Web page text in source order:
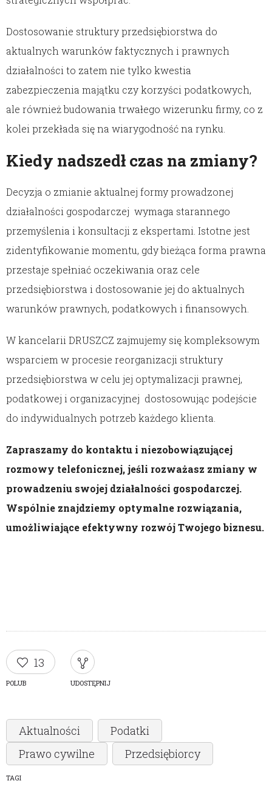
Dostosowanie struktury przedsiębiorstwa do
aktualnych warunków faktycznych i prawnych
działalności to zatem nie tylko kwestia
zabezpieczenia majątku czy korzyści podatkowych,
ale również budowania trwałego wizerunku firmy, co z
kolei przekłada się na wiarygodność na rynku.
Kiedy nadszedł czas na zmiany?
Decyzja o zmianie aktualnej formy prowadzonej
działalności gospodarczej wymaga starannego
przemyślenia i konsultacji z ekspertami. Istotne jest
zidentyfikowanie momentu, gdy bieżąca forma prawna
przestaje spełniać oczekiwania oraz cele
przedsiębiorstwa i dostosowanie jej do aktualnych
warunków prawnych, podatkowych i finansowych.
W kancelarii DRUSZCZ zajmujemy się kompleksowym
wsparciem w procesie reorganizacji struktury
przedsiębiorstwa w celu jej optymalizacji prawnej,
podatkowej i organizacyjnej dostosowując podejście
do indywidualnych potrzeb każdego klienta.
Zapraszamy do kontaktu i niezobowiązującej
rozmowy telefonicznej, jeśli rozważasz zmiany w
prowadzeniu swojej działalności gospodarczej.
Wspólnie znajdziemy optymalne rozwiązania,
umożliwiające efektywny rozwój Twojego biznesu.
13
POLUB UDOSTĘPNIJ
Aktualności
Podatki
Prawo cywilne
Przedsiębiorcy
TAGI